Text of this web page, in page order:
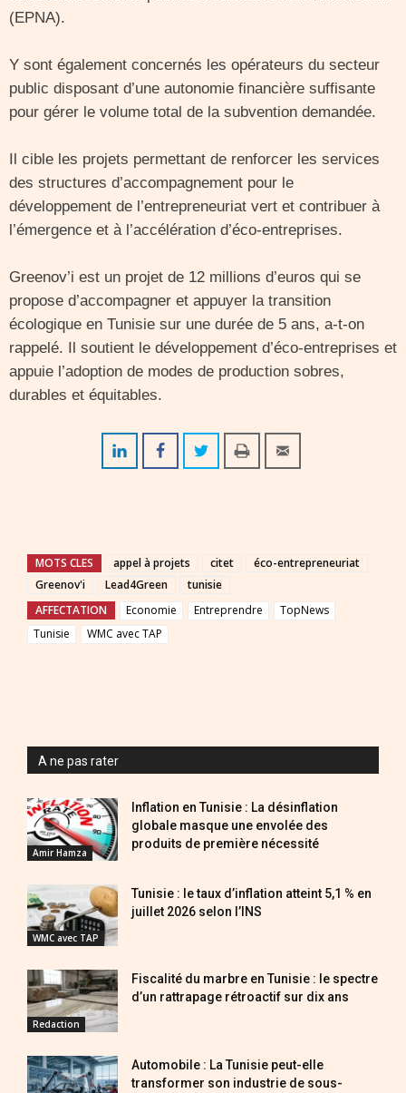
(EPNA).
Y sont également concernés les opérateurs du secteur
public disposant d’une autonomie financière suffisante
pour gérer le volume total de la subvention demandée.
Il cible les projets permettant de renforcer les services
des structures d’accompagnement pour le
développement de l’entrepreneuriat vert et contribuer à
l’émergence et à l’accélération d’éco-entreprises.
Greenov’i est un projet de 12 millions d’euros qui se
propose d’accompagner et appuyer la transition
écologique en Tunisie sur une durée de 5 ans, a-t-on
rappelé. Il soutient le développement d’éco-entreprises et
appuie l’adoption de modes de production sobres,
durables et équitables.
MOTS CLES appel à projets citet
éco-entrepreneuriat
Greenov'i
Lead4Green
tunisie
AFFECTATION
Economie Entreprendre
TopNews
Tunisie
WMC avec TAP
A ne pas rater
Amir Hamza
Inflation en Tunisie : La désinflation
globale masque une envolée des
produits de première nécessité
WMC avec TAP
Tunisie : le taux d’inflation atteint 5,1 % en
juillet 2026 selon l’INS
Redaction
Fiscalité du marbre en Tunisie : le spectre
d’un rattrapage rétroactif sur dix ans
Automobile : La Tunisie peut-elle
transformer son industrie de sous-